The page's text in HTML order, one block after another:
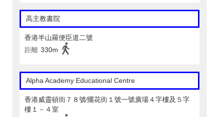
高主教書院
香港半山羅便臣道二號
距離 330m
Alpha Academy Educational Centre
香港威靈頓街７８號∕擺花街１號一號廣場４字樓及５字
樓１－４室